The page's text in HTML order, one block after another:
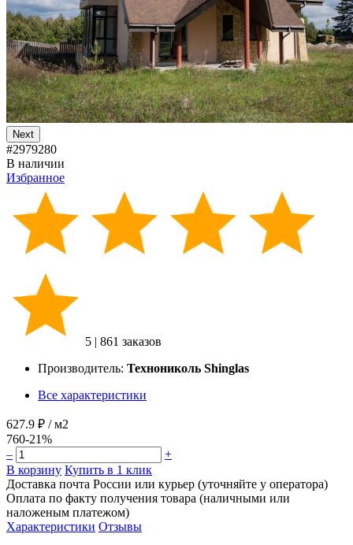
Next
#2979280
В наличии
Избранное
5 | 861 заказов
Производитель: Технониколь Shinglas
Все характеристики
627.9 ₽ / м2
760-21%
–
+
В корзину Купить в 1 клик
Доставка почта России или курьер (уточняйте у оператора)
Оплата по факту получения товара (наличными или
наложеным платежом)
Характеристики Отзывы